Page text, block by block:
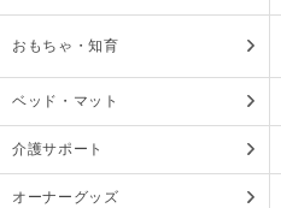
おもちゃ・知育
ベッド・マット
介護サポート
オーナーグッズ